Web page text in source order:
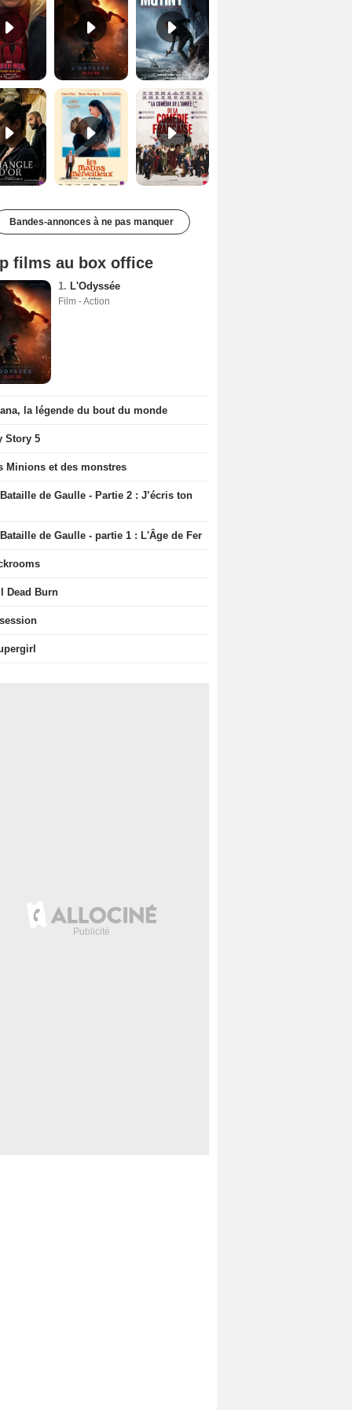
Les Matins merveilleux Bande-annonce VF De la Comédie-Française Teaser VF
Bandes-annonces à ne pas manquer
films au box office
1. L'Odyssée
Film - Action
la légende du bout du monde
Story 5
Minions et des monstres
de Gaulle - Partie 2 : J’écris ton
de Gaulle - partie 1 : L'Âge de Fer
Dead Burn